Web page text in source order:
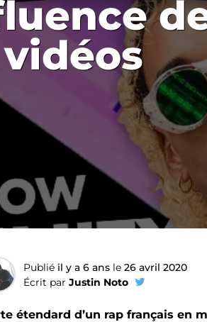
Publié il y a 6 ans le 26 avril 2020
Écrit par Justin Noto
étendard d’un rap français en